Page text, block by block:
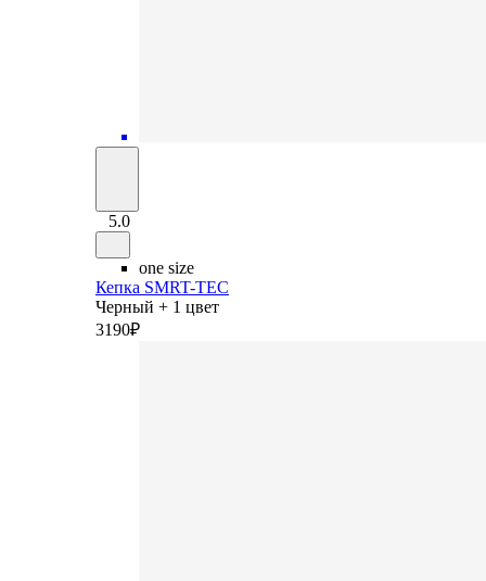
5.0
one size
Кепка SMRT-TEC
Черный + 1 цвет
3190₽